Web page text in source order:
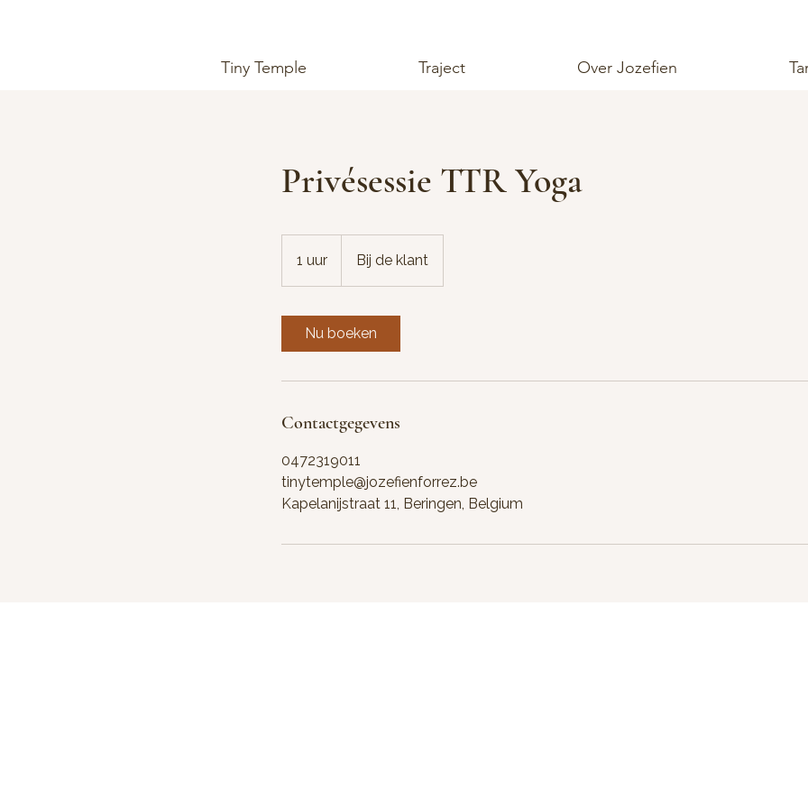
Tiny Temple Traject Over Jozefien
Privésessie TTR Yoga
1 uur
u
Bij de klant
Nu boeken
Contactgegevens
0472319011
tinytemple@jozefienforrez.be
Kapelanijstraat 11, Beringen, Belgium